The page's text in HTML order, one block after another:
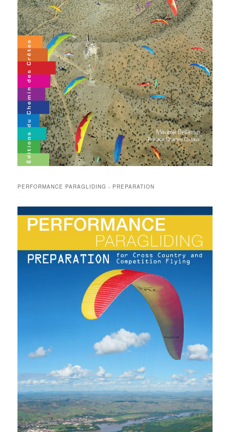
PERFORMANCE PARAGLIDING - PREPARATION